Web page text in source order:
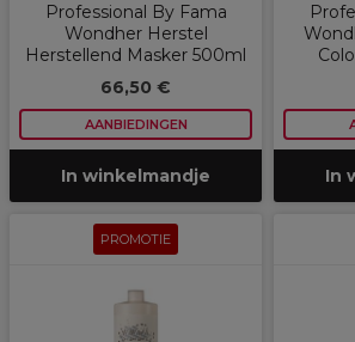
Professional By Fama
Wondher Herstel
Herstellend Masker 500ml
66,50 €
AANBIEDINGEN
In winkelmandje In
PROMOTIE